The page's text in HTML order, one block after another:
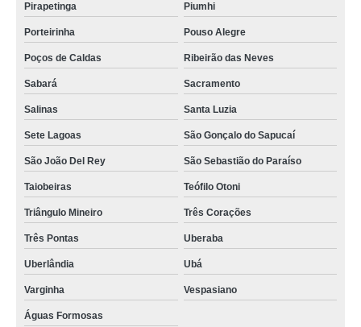
Pirapetinga Piumhi
Porteirinha Pouso Alegre
Poços de Caldas Ribeirão das Neves
Sabará Sacramento
Salinas Santa Luzia
Sete Lagoas São Gonçalo do Sapucaí
São João Del Rey São Sebastião do Paraíso
Taiobeiras Teófilo Otoni
Triângulo Mineiro Três Corações
Três Pontas Uberaba
Uberlândia Ubá
Varginha Vespasiano
Águas Formosas